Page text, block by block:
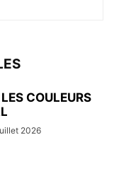
COULEURS
2026